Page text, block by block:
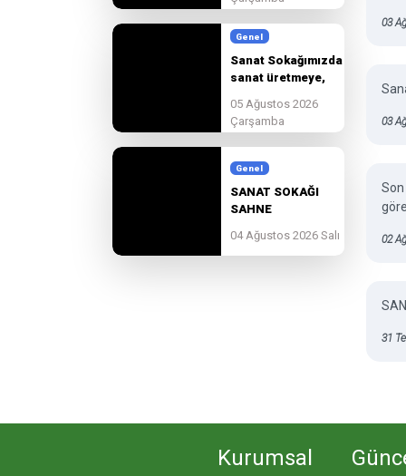
Genel
Sanat Sokağımızda
sanat üretmeye,
birlikte
güzelleşmeye devam
ediyoruz.
05 Ağustos 2026
Çarşamba
Genel
SANAT SOKAĞI
SAHNE
BAŞLADI!
04 Ağustos 2026 Salı
03
03
02
31
Kurumsal